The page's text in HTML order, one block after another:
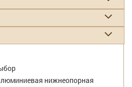
нижнеопорная